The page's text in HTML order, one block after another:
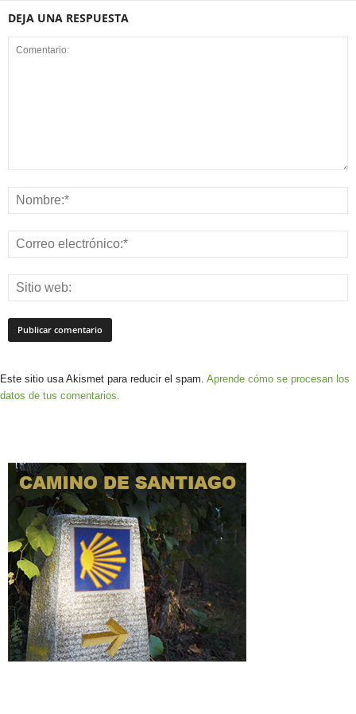
DEJA UNA RESPUESTA
Este sitio usa Akismet para reducir el spam. Aprende cómo se procesan los
datos de tus comentarios.